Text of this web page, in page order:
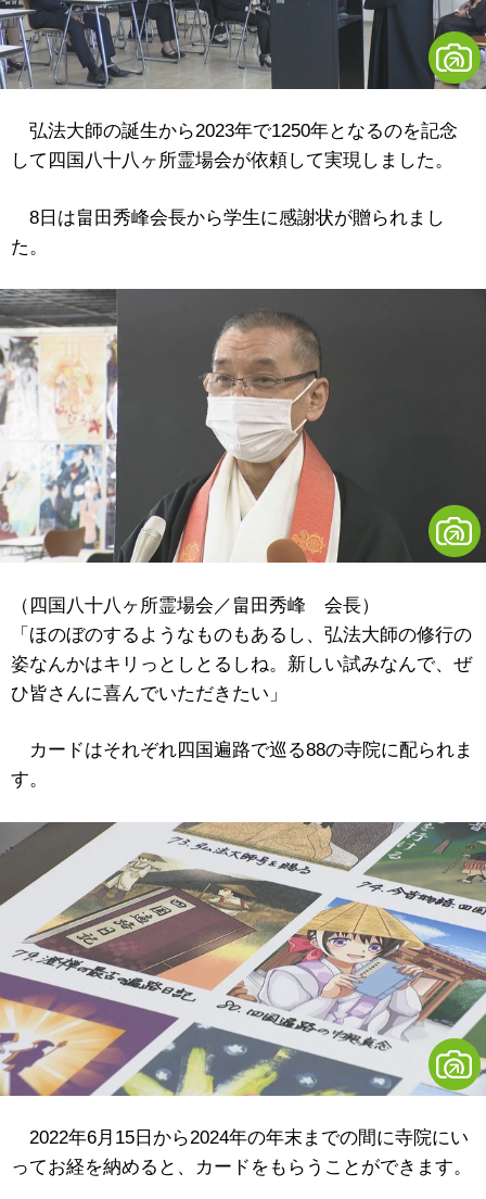
弘法大師の誕生から2023年で1250年となるのを記念
して四国八十八ヶ所霊場会が依頼して実現しました。
8日は畠田秀峰会長から学生に感謝状が贈られまし
た。
（四国八十八ヶ所霊場会／畠田秀峰 会長）
「ほのぼのするようなものもあるし、弘法大師の修行の
姿なんかはキリっとしとるしね。新しい試みなんで、ぜ
ひ皆さんに喜んでいただきたい」
カードはそれぞれ四国遍路で巡る88の寺院に配られま
す。
2022年6月15日から2024年の年末までの間に寺院にい
ってお経を納めると、カードをもらうことができます。